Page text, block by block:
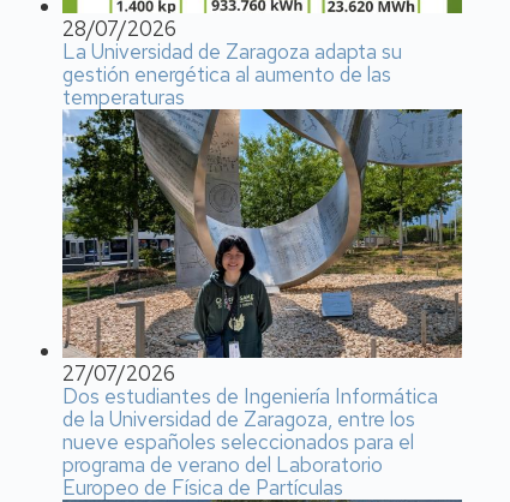
28/07/2026
La Universidad de Zaragoza adapta su
gestión energética al aumento de las
temperaturas
27/07/2026
Dos estudiantes de Ingeniería Informática
de la Universidad de Zaragoza, entre los
nueve españoles seleccionados para el
programa de verano del Laboratorio
Europeo de Física de Partículas